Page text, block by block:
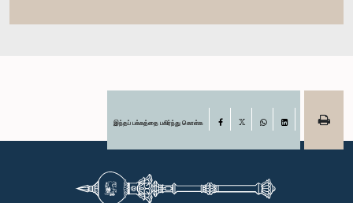
இந்தப் பக்கத்தை பகிர்ந்து கொள்க Facebook